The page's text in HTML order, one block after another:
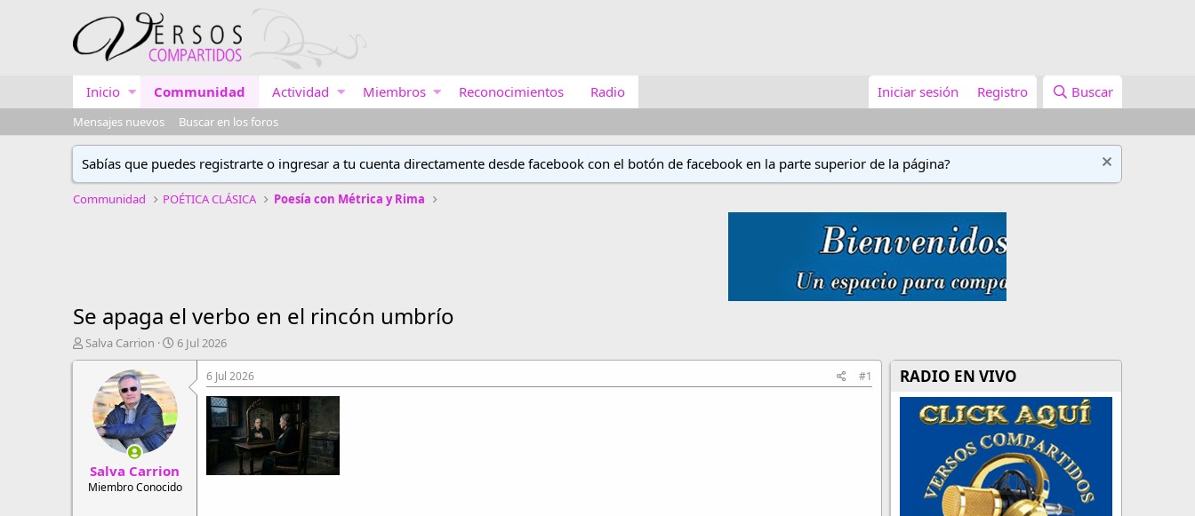
Inicio Communidad Actividad Miembros Reconocimientos Radio Iniciar sesión Registro Buscar
Mensajes nuevos Buscar en los foros
Sabías que puedes registrarte o ingresar a tu cuenta directamente desde facebook con el botón de facebook en la parte superior de la página?
Communidad POÉTICA CLÁSICA Poesía con Métrica y Rima
Se apaga el verbo en el rincón umbrío
A
u
Salva Carrion
F
e
a
d
n
i
6 Jul 2026
Salva Carrion
Miembro Conocido
6 Jul 2026 #1 RADIO EN VIVO